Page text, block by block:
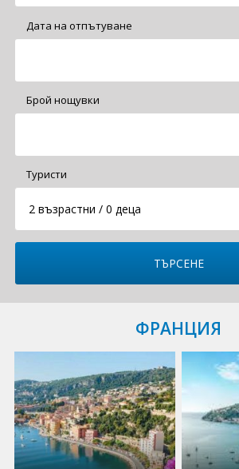
ПОЧИВКИ
Почивки с тръгване от Варна
Най-търсени оферти
Уикенд програми
ДЕСТИНАЦИИ
Египет
Чехия
България
Китай
Румъния
Албания
Дата на отпътуване
Брой нощувки
Туристи
2 възрастни / 0 деца
ФРАНЦИЯ